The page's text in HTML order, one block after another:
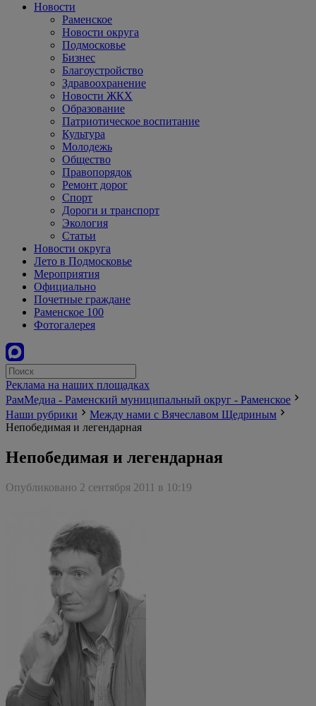
Новости
Раменское
Новости округа
Подмосковье
Бизнес
Благоустройство
Здравоохранение
Новости ЖКХ
Образование
Патриотическое воспитание
Культура
Молодежь
Общество
Правопорядок
Ремонт дорог
Спорт
Дороги и транспорт
Экология
Статьи
Новости округа
Лето в Подмосковье
Мероприятия
Официально
Почетные граждане
Раменское 100
Фотогалерея
Реклама на наших площадках
РамМедиа - Раменский муниципальный округ - Раменское
Наши рубрики
Между нами с Вячеславом Щедриным
Непобедимая и легендарная
Непобедимая и легендарная
Опубликовано 2 сентября 2011 в 10:19